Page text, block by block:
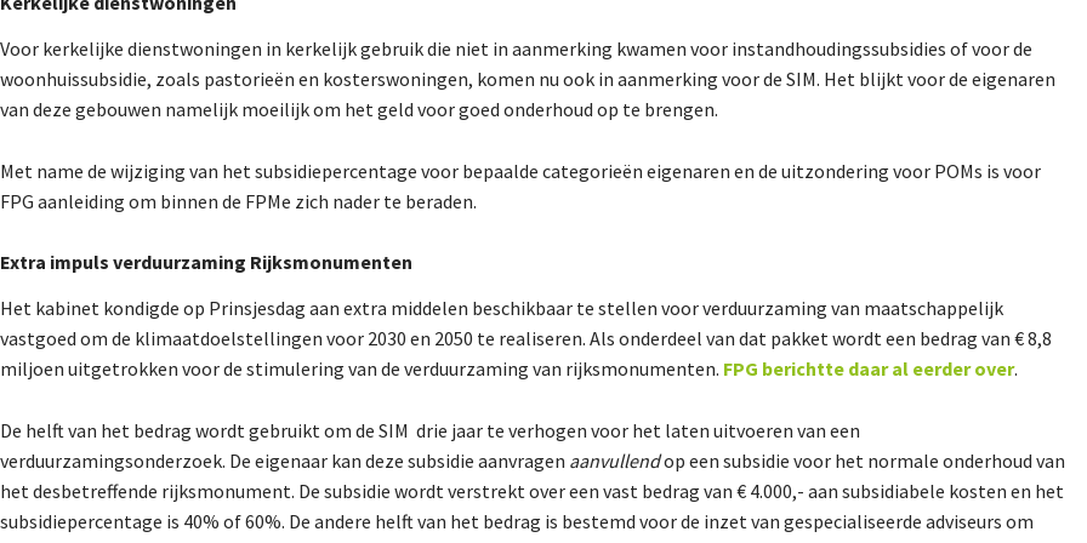
Voor kerkelijke dienstwoningen in kerkelijk gebruik die niet in aanmerking kwamen voor instandhoudingssubsidies of voor de
woonhuissubsidie, zoals pastorieën en kosterswoningen, komen nu ook in aanmerking voor de SIM. Het blijkt voor de eigenaren
van deze gebouwen namelijk moeilijk om het geld voor goed onderhoud op te brengen.
Met name de wijziging van het subsidiepercentage voor bepaalde categorieën eigenaren en de uitzondering voor POMs is voor
FPG aanleiding om binnen de FPMe zich nader te beraden.
Extra impuls verduurzaming Rijksmonumenten
Het kabinet kondigde op Prinsjesdag aan extra middelen beschikbaar te stellen voor verduurzaming van maatschappelijk
vastgoed om de klimaatdoelstellingen voor 2030 en 2050 te realiseren. Als onderdeel van dat pakket wordt een bedrag van € 8,8
miljoen uitgetrokken voor de stimulering van de verduurzaming van rijksmonumenten. FPG berichtte daar al eerder over.
De helft van het bedrag wordt gebruikt om de SIM drie jaar te verhogen voor het laten uitvoeren van een
verduurzamingsonderzoek. De eigenaar kan deze subsidie aanvragen aanvullendop een subsidie voor het normale onderhoud van
het desbetreffende rijksmonument. De subsidie wordt verstrekt over een vast bedrag van € 4.000,- aan subsidiabele kosten en het
subsidiepercentage is 40% of 60%. De andere helft van het bedrag is bestemd voor de inzet van gespecialiseerde adviseurs om